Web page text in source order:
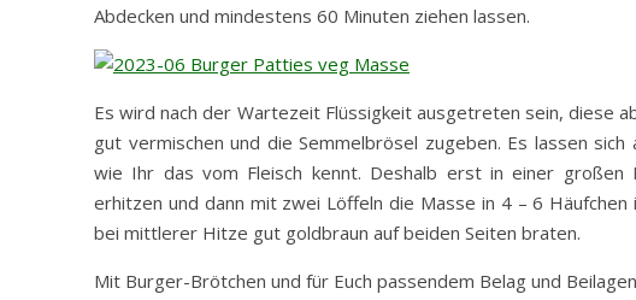
Abdecken und mindestens 60 Minuten ziehen lassen.
Es wird nach der Wartezeit Flüssigkeit ausgetreten sein, diese
gut vermischen und die Semmelbrösel zugeben. Es lassen
wie Ihr das vom Fleisch kennt. Deshalb erst in einer großen
erhitzen und dann mit zwei Löffeln die Masse in 4 – 6
bei mittlerer Hitze gut goldbraun auf beiden Seiten braten.
Mit Burger-Brötchen und für Euch passendem Belag und